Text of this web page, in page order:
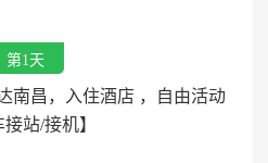
第1天
南昌，入住酒店 ，自由活动
接站/接机】